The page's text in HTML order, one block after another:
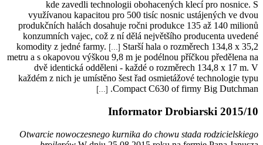
metru a s
dvě
každém